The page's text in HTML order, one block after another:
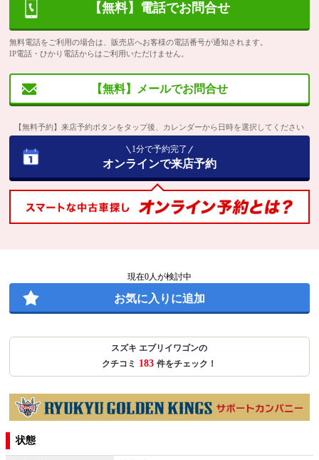
【無料】電話でお問合せ
無料電話をご利用の場合は、販売店へお客様の電話番号が通知されます。
IP電話・ひかり電話からはご利用いただけません。
【無料】メールでお問合せ
【無料予約】来店予約ボタンをタップ後、カレンダーから日時を選択してください
1分で予約完了
オンラインで来店予約
現在0人が検討中
お気に入りに追加
スズキ エブリイワゴンの
クチコミ 183 件をチェック！
状態